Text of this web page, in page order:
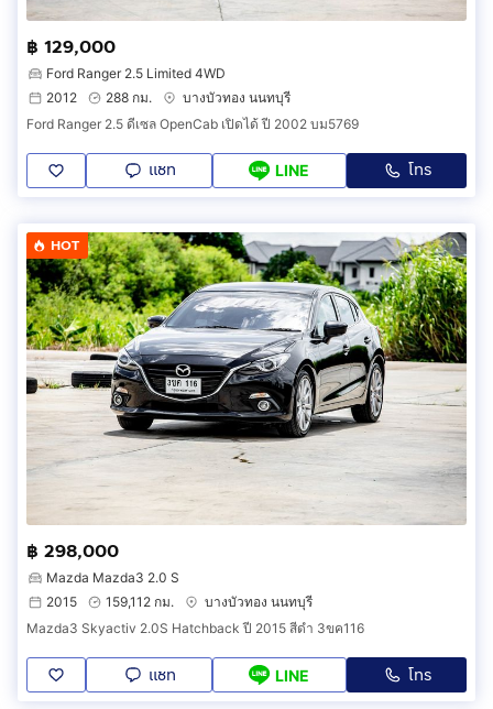
฿ 129,000
Ford Ranger 2.5 Limited 4WD
2012
288 กม.
บางบัวทอง นนทบุรี
Ford Ranger 2.5 ดีเซล OpenCab เปิดได้ ปี 2002 บม5769
แชท LINE โทร
HOT
฿ 298,000
Mazda Mazda3 2.0 S
2015
159,112 กม.
บางบัวทอง นนทบุรี
Mazda3 Skyactiv 2.0S Hatchback ปี 2015 สีดำ 3ขค116
แชท LINE โทร